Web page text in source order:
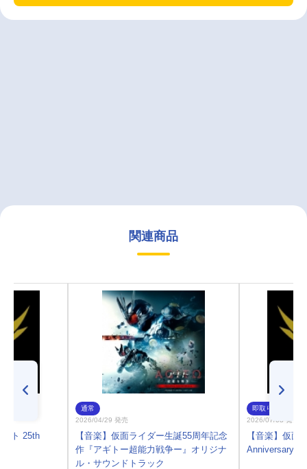
関連商品
ト 25th
通常
2026/04/29 発売
【音楽】仮面ライダー生誕55周年記念
作『アギトー超能力戦争ー』オリジナ
ル・サウンドトラック
即取り
2026/07/08 発売
【音楽】仮面
Anniversary